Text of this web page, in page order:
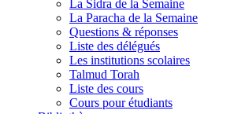
La Sidra de la Semaine
La Paracha de la Semaine
Questions & réponses
Liste des délégués
Les institutions scolaires
Talmud Torah
Liste des cours
Cours pour étudiants